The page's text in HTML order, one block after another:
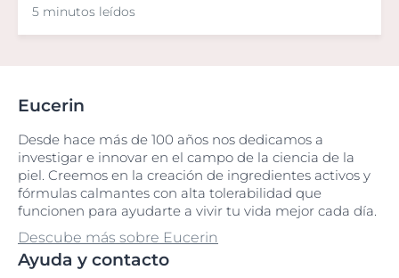
5 minutos leídos
Eucerin
Desde hace más de 100 años nos dedicamos a
investigar e innovar en el campo de la ciencia de la
piel. Creemos en la creación de ingredientes activos y
fórmulas calmantes con alta tolerabilidad que
funcionen para ayudarte a vivir tu vida mejor cada día.
Descube más sobre Eucerin
Ayuda y contacto